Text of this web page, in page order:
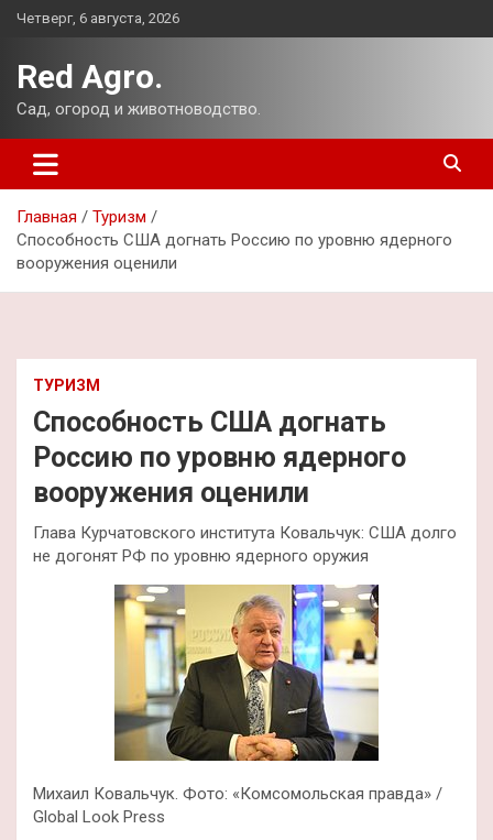
Перейти
Четверг, 6 августа, 2026
Red Agro.
Сад, огород и животноводство.
Главная
Туризм
Способность США догнать Россию по уровню ядерного
вооружения оценили
ТУРИЗМ
Способность США догнать
Россию по уровню ядерного
вооружения оценили
Глава Курчатовского института Ковальчук: США долго
не догонят РФ по уровню ядерного оружия
Михаил Ковальчук. Фото: «Комсомольская правда» /
Global Look Press